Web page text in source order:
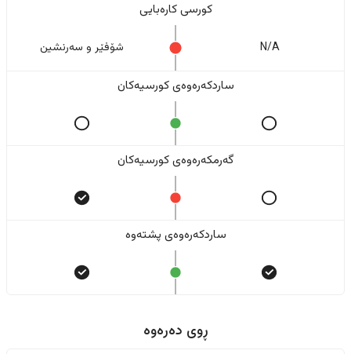
کورسی کارەبایی
N/A شۆفێر و سەرنشین
ساردکەرەوەی کورسیەکان
گەرمکەرەوەی کورسیەکان
ساردکەرەوەی پشتەوە
ڕوی دەرەوە